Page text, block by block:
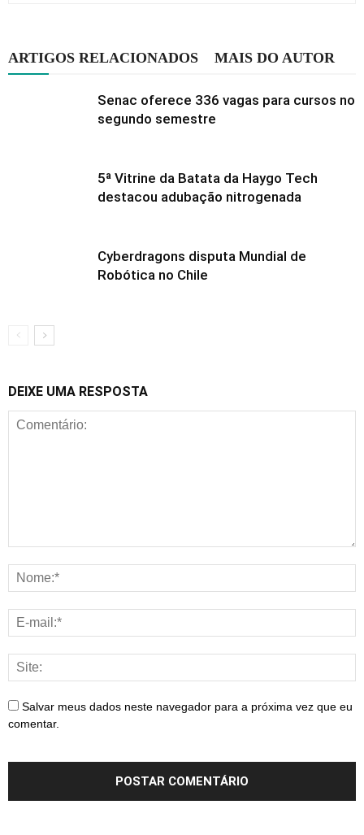
ARTIGOS RELACIONADOS MAIS DO AUTOR
Senac oferece 336 vagas para cursos no
segundo semestre
5ª Vitrine da Batata da Haygo Tech
destacou adubação nitrogenada
Cyberdragons disputa Mundial de
Robótica no Chile
DEIXE UMA RESPOSTA
Salvar meus dados neste navegador para a próxima vez que eu
comentar.